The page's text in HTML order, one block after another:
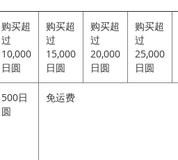
购买超
过
10,000
日圆
购买超
过
15,000
日圆
购买超
过
20,000
日圆
购买超
过
25,000
日圆
500日
圆
免运费